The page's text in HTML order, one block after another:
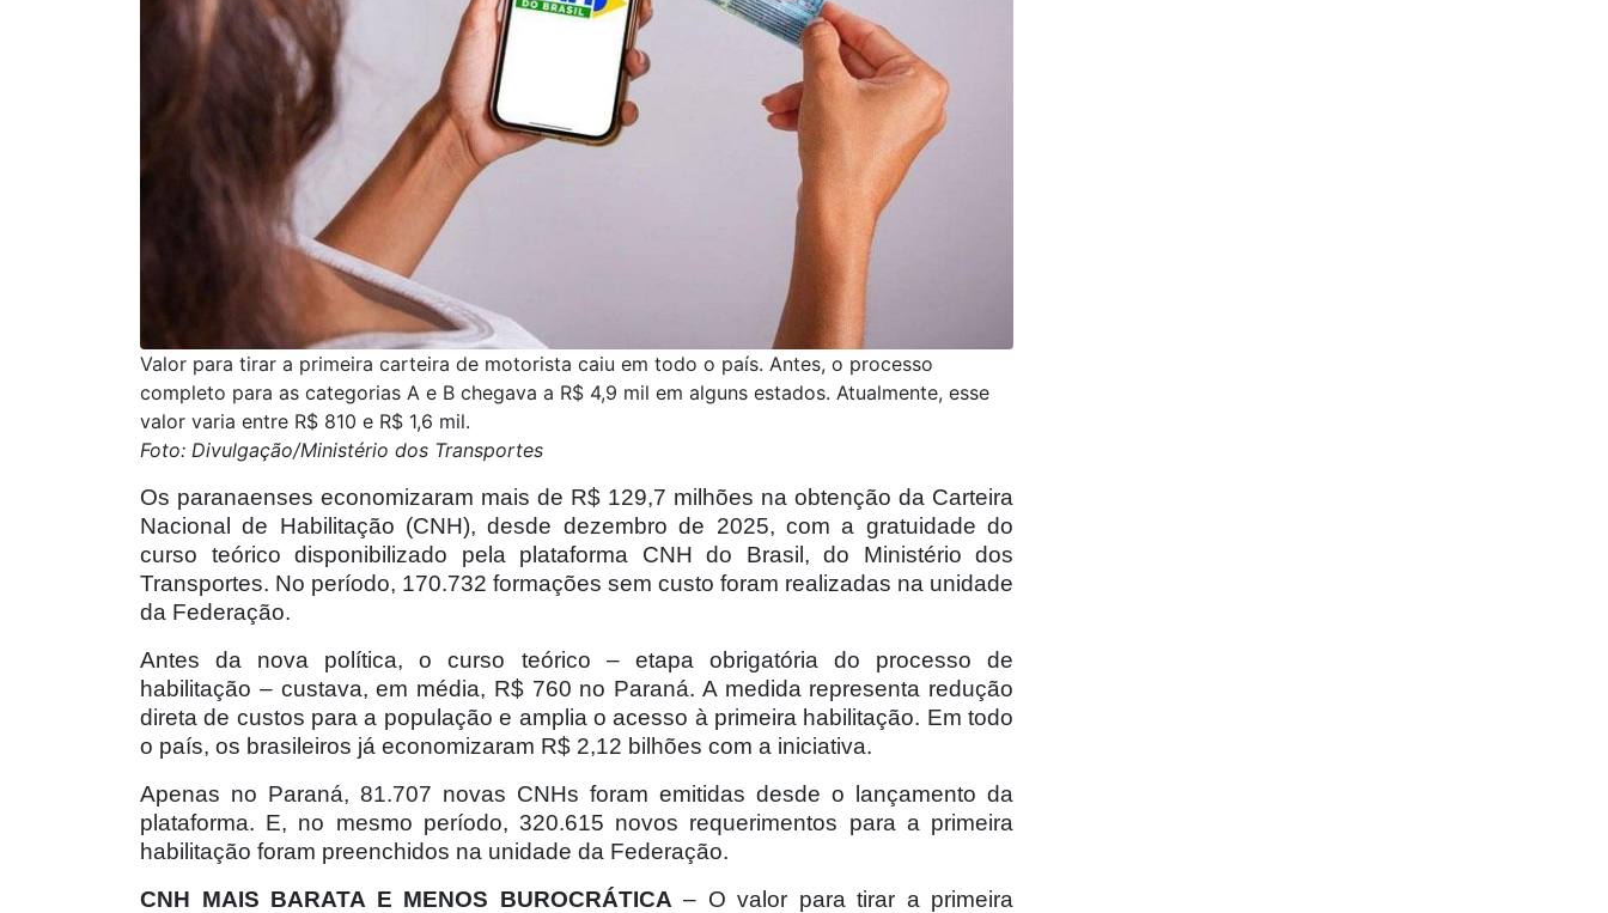
Valor para tirar a primeira carteira de motorista caiu em todo o país. Antes, o processo
completo para as categorias A e B chegava a R$ 4,9 mil em alguns estados. Atualmente, esse
valor varia entre R$ 810 e R$ 1,6 mil.
Foto: Divulgação/Ministério dos Transportes
Os paranaenses economizaram mais de R$ 129,7 milhões na obtenção da Carteira
Nacional de Habilitação (CNH), desde dezembro de 2025, com a gratuidade do
curso teórico disponibilizado pela plataforma CNH do Brasil, do Ministério dos
Transportes. No período, 170.732 formações sem custo foram realizadas na unidade
da Federação.
Antes da nova política, o curso teórico – etapa obrigatória do processo de
habilitação – custava, em média, R$ 760 no Paraná. A medida representa redução
direta de custos para a população e amplia o acesso à primeira habilitação. Em todo
o país, os brasileiros já economizaram R$ 2,12 bilhões com a iniciativa.
Apenas no Paraná, 81.707 novas CNHs foram emitidas desde o lançamento da
plataforma. E, no mesmo período, 320.615 novos requerimentos para a primeira
habilitação foram preenchidos na unidade da Federação.
CNH MAIS BARATA E MENOS BUROCRÁTICA – O valor para tirar a primeira